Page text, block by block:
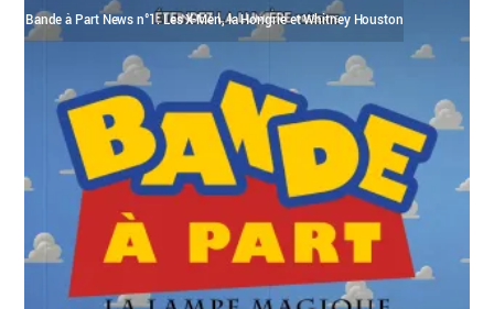
Bande à Part News n°1: Les X-Men, la Hongrie et Whitney Houston